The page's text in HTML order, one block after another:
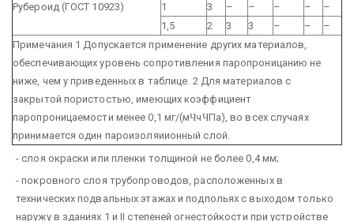
Рубероид (ГОСТ 10923)
1 3 – – – –
–
1,5
2 3 3 – –
–
Примечания 1 Допускается применение других материалов,
обеспечивающих уровень сопротивления паропроницанию не
ниже, чем у приведенных в таблице. 2 Для материалов с
закрытой пористостью, имеющих коэффициент
паропроницаемости менее 0,1 мг/(мЧчЧПа), во всех случаях
принимается один пароизоляиионный слой.
- слоя окраски или пленки толщиной не более 0,4 мм;
- покровного слоя трубопроводов, расположенных в
технических подвальных этажах и подпольях с выходом только
наружу в зданиях 1 и II степеней огнестойкости при устройстве